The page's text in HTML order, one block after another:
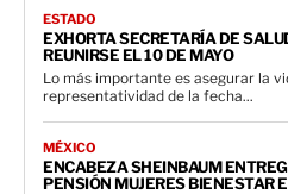
ESTADO
EXHORTA SECRETARÍA DE
REUNIRSE EL 10 DE MAYO
Lo más importante es asegurar la
representatividad de la fecha...
MÉXICO
ENCABEZA SHEINBAUM
PENSIÓN MUJERES BIENESTAR